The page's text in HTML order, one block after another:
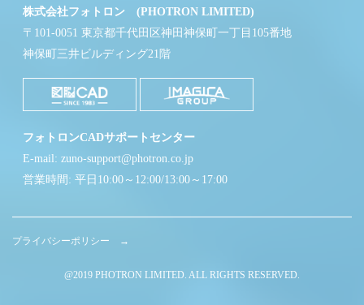
株式会社フォトロン (PHOTRON LIMITED)
〒101-0051 東京都千代田区神田神保町一丁目105番地
神保町三井ビルディング21階
フォトロンCADサポートセンター
E-mail: zuno-support@photron.co.jp
営業時間: 平日10:00～12:00/13:00～17:00
プライバシーポリシー →
@2019 PHOTRON LIMITED. ALL RIGHTS RESERVED.